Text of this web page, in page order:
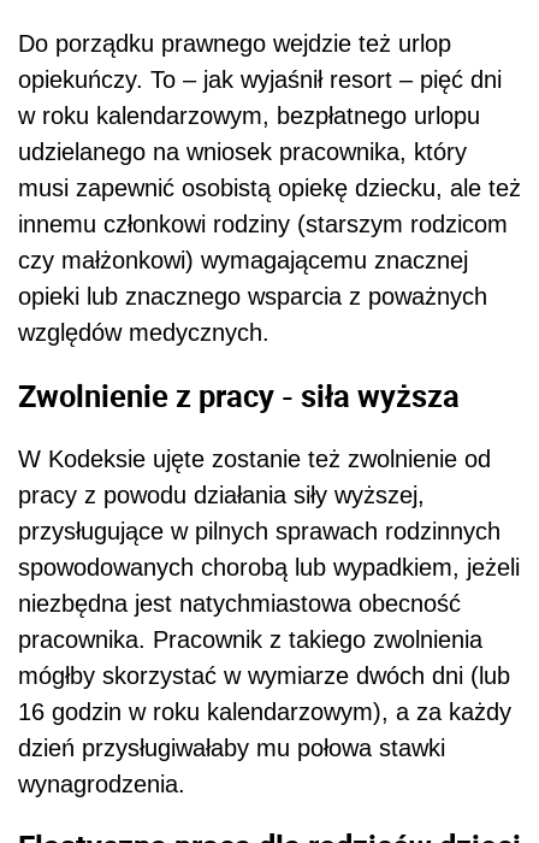
Do porządku prawnego wejdzie też urlop
opiekuńczy. To – jak wyjaśnił resort – pięć dni
w roku kalendarzowym, bezpłatnego urlopu
udzielanego na wniosek pracownika, który
musi zapewnić osobistą opiekę dziecku, ale też
innemu członkowi rodziny (starszym rodzicom
czy małżonkowi) wymagającemu znacznej
opieki lub znacznego wsparcia z poważnych
względów medycznych.
Zwolnienie z pracy - siła wyższa
W Kodeksie ujęte zostanie też zwolnienie od
pracy z powodu działania siły wyższej,
przysługujące w pilnych sprawach rodzinnych
spowodowanych chorobą lub wypadkiem, jeżeli
niezbędna jest natychmiastowa obecność
pracownika. Pracownik z takiego zwolnienia
mógłby skorzystać w wymiarze dwóch dni (lub
16 godzin w roku kalendarzowym), a za każdy
dzień przysługiwałaby mu połowa stawki
wynagrodzenia.